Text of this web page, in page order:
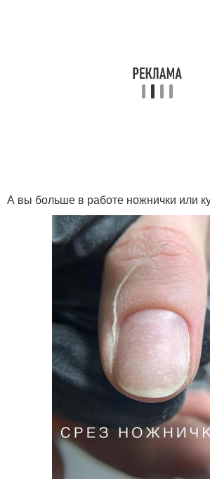
А вы больше в работе ножнички или